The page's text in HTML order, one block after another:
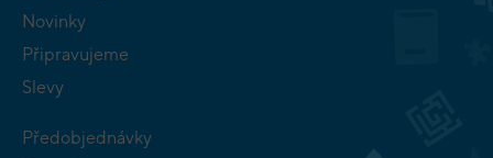
Novinky
Připravujeme
Slevy
Předobjednávky